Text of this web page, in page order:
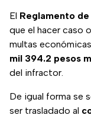
El Reglamento
que el hacer caso
multas
mil 394.2 pesos
del infractor.
De igual forma se
ser trasladado al